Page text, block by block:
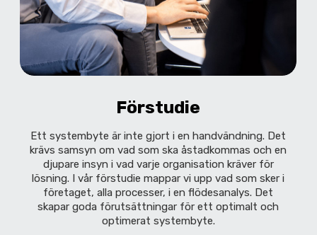
Förstudie
Ett systembyte är inte gjort i en handvändning. Det
krävs samsyn om vad som ska åstadkommas och en
djupare insyn i vad varje organisation kräver för
lösning. I vår förstudie mappar vi upp vad som sker i
företaget, alla processer, i en flödesanalys. Det
skapar goda förutsättningar för ett optimalt och
optimerat systembyte.